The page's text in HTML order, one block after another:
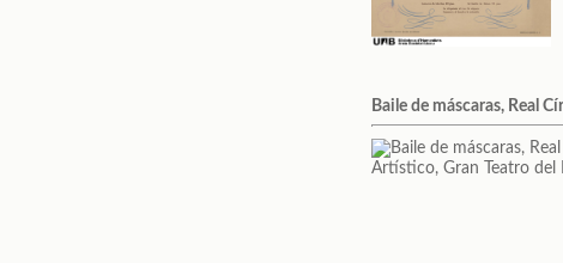
Baile de máscaras, Real